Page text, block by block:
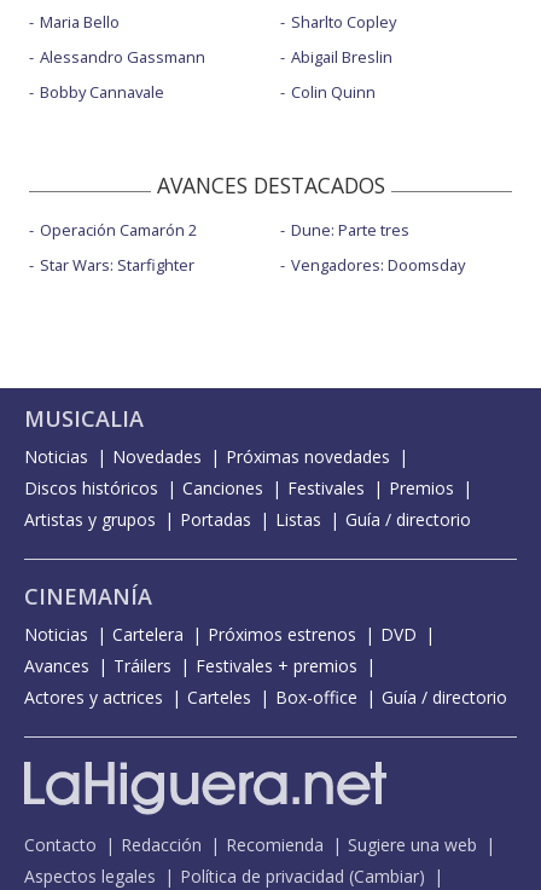
Maria Bello
Alessandro Gassmann
Bobby Cannavale
Sharlto Copley
Abigail Breslin
Colin Quinn
AVANCES DESTACADOS
Operación Camarón 2
Star Wars: Starfighter
Dune: Parte tres
Vengadores: Doomsday
MUSICALIA
Noticias Novedades
Próximas novedades
Discos históricos
Canciones Festivales
Premios
Artistas y grupos
Portadas Listas Guía / directorio
CINEMANÍA
Noticias Cartelera Próximos estrenos
DVD
Avances
Tráilers
Festivales + premios
Actores y actrices
Carteles Box-office Guía / directorio
Contacto Redacción Recomienda
Sugiere una web
Aspectos legales
Política de privacidad (Cambiar)